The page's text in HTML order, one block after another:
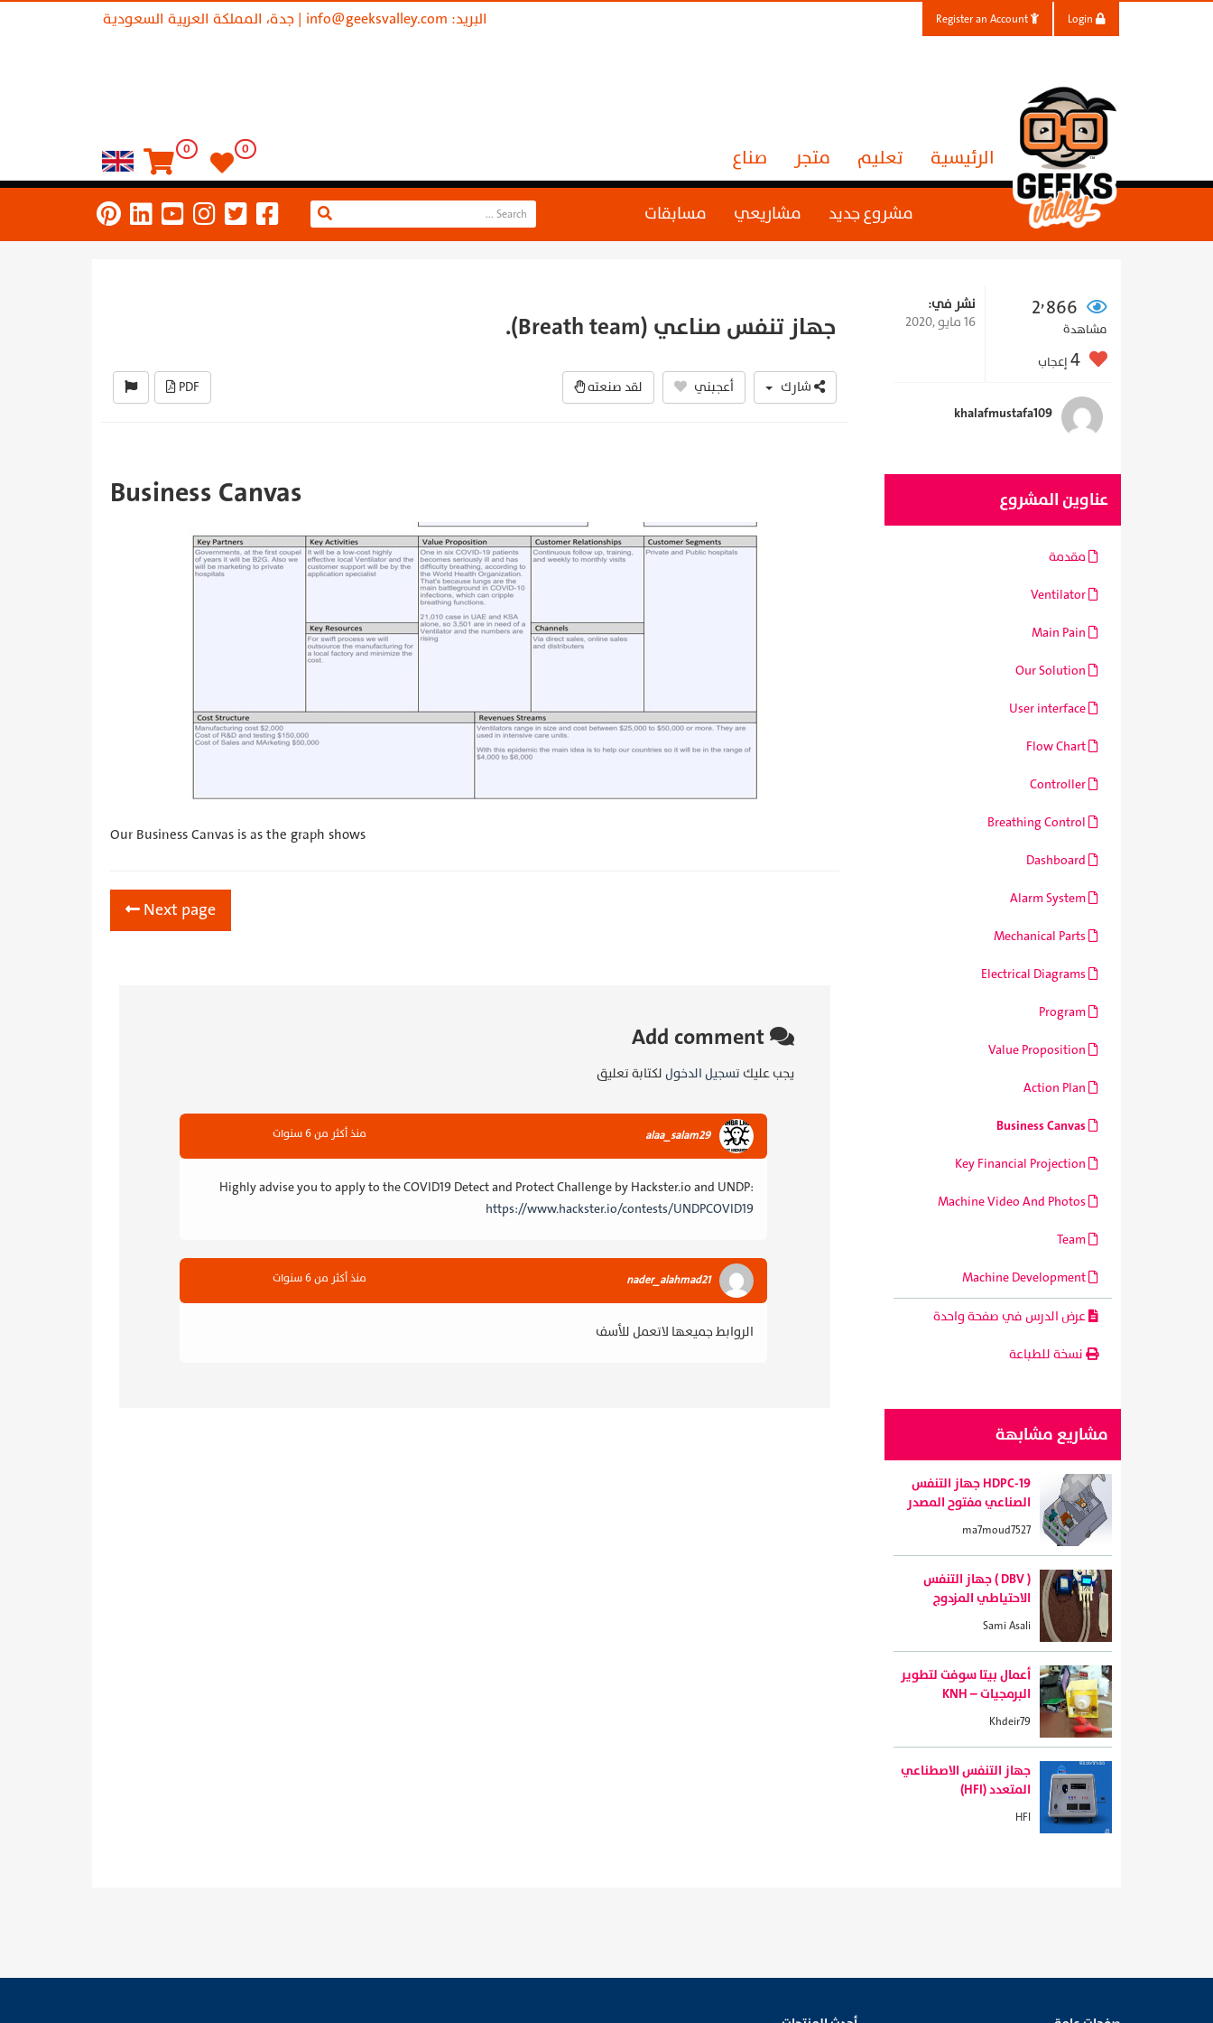
البريد: info@geeksvalley.com | جدة، المملكة العربية السعودية
الرئيسية تعليم متجر صناع 0
0
مشروع جديد مشاريعي مسابقات
2٬866
مشاهدة
4إعجاب
نشر في:
16 مايو ,2020
khalafmustafa109
عناوين المشروع
مقدمة
عرض الدرس في صفحة واحدة
نسخة للطباعة
مشاريع مشابهة
HDPC-19 جهاز التنفس
الصناعي مفتوح المصدر
ma7moud7527
( DBV ) جهاز التنفس
الاحتياطي المزدوج
Sami Asali
أعمال بيتا سوفت لتطوير
البرمجيات – KNH
Khdeir79
جهاز التنفس الاصطناعي
المتعدد (HFI)
HFI
جهاز تنفس صناعي (Breath team).
أعجبني لقد صنعته PDF
Business Canvas
Our Business Canvas is as the graph shows
Next page
Add comment
يجب عليك تسجيل الدخوللكتابة تعليق
alaa_salam29 منذ أكثر من 6 سنوات
Highly advise you to apply to the COVID19 Detect and Protect Challenge by Hackster.io and UNDP:
https://www.hackster.io/contests/UNDPCOVID19
nader_alahmad21 منذ أكثر من 6 سنوات
الروابط جميعها لاتعمل للأسف